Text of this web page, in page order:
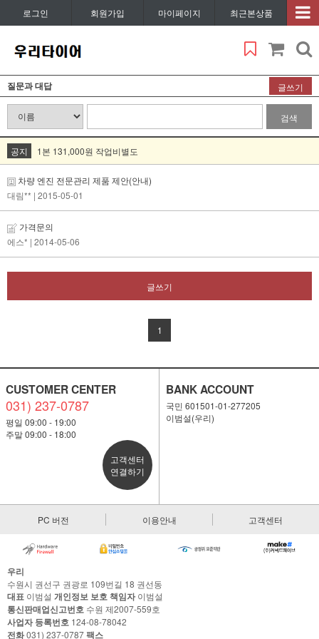
로그인 회원가입 마이페이지 최근본상품
질문과 대답 글쓰기
검색
공지 1본 131,000원 작업비별도
차량 엔진 전문관리 제품 제안(안내)
대림** | 2015-05-01
가격문의
에스* | 2014-05-06
글쓰기
1
CUSTOMER CENTER
031) 237-0787
평일 09:00 - 19:00
주말 09:00 - 18:00
고객센터
연결하기
BANK ACCOUNT
국민 601501-01-277205
이범설(우리)
PC 버전 이용안내 고객센터
우리
수원시 권선구 권광로 109번길 18 권선동
대표 이범설 개인정보 보호 책임자이범설
통신판매업신고번호 수원 제2007-559호
사업자 등록번호 124-08-78042
전화031) 237-0787팩스